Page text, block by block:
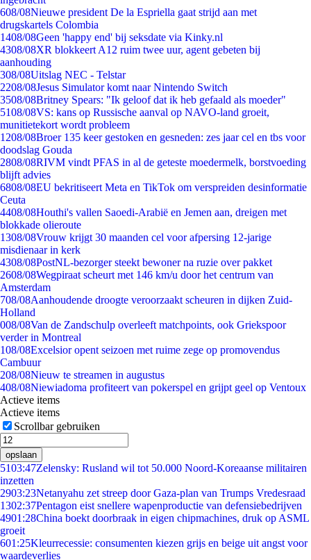
608/08Nieuwe president De la Espriella gaat strijd aan met
drugskartels Colombia
1408/08Geen 'happy end' bij seksdate via Kinky.nl
4308/08XR blokkeert A12 ruim twee uur, agent gebeten bij
aanhouding
308/08Uitslag NEC - Telstar
2208/08Jesus Simulator komt naar Nintendo Switch
3508/08Britney Spears: "Ik geloof dat ik heb gefaald als moeder"
5108/08VS: kans op Russische aanval op NAVO-land groeit,
munitietekort wordt probleem
1208/08Broer 135 keer gestoken en gesneden: zes jaar cel en tbs voor
doodslag Gouda
2808/08RIVM vindt PFAS in al de geteste moedermelk, borstvoeding
blijft advies
6808/08EU bekritiseert Meta en TikTok om verspreiden desinformatie
Ceuta
4408/08Houthi's vallen Saoedi-Arabië en Jemen aan, dreigen met
blokkade olieroute
1308/08Vrouw krijgt 30 maanden cel voor afpersing 12-jarige
misdienaar in kerk
4308/08PostNL-bezorger steekt bewoner na ruzie over pakket
2608/08Wegpiraat scheurt met 146 km/u door het centrum van
Amsterdam
708/08Aanhoudende droogte veroorzaakt scheuren in dijken Zuid-
Holland
008/08Van de Zandschulp overleeft matchpoints, ook Griekspoor
verder in Montreal
108/08Excelsior opent seizoen met ruime zege op promovendus
Cambuur
208/08Nieuw te streamen in augustus
408/08Niewiadoma profiteert van pokerspel en grijpt geel op Ventoux
Actieve items
Actieve items
Scrollbar gebruiken
opslaan
5103:47Zelensky: Rusland wil tot 50.000 Noord-Koreaanse militairen
inzetten
2903:23Netanyahu zet streep door Gaza-plan van Trumps Vredesraad
1302:37Pentagon eist snellere wapenproductie van defensiebedrijven
4901:28China boekt doorbraak in eigen chipmachines, druk op ASML
groeit
601:25Kleurrecessie: consumenten kiezen grijs en beige uit angst voor
waardeverlies